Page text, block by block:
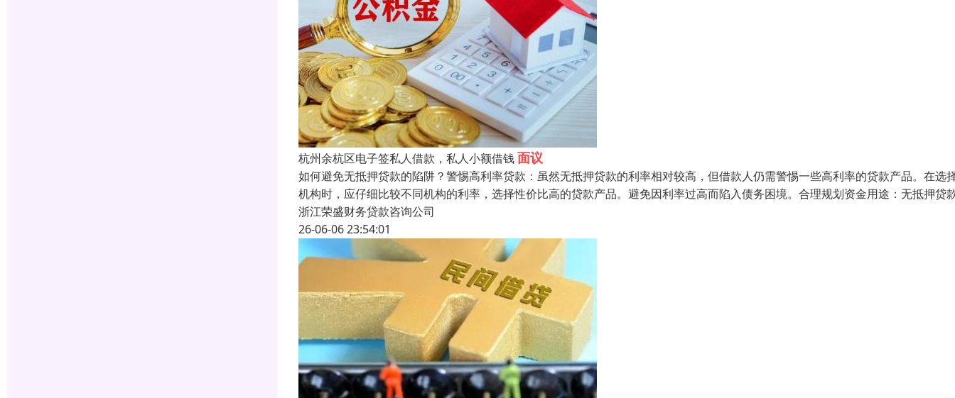
杭州余杭区电子签私人借款，私人小额借钱面议
如何避免无抵押贷款的陷阱？警惕高利率贷款：虽然无抵押贷款的利率相对较高，但借款人仍需警惕一些高利率的贷款产品。在选
机构时，应仔细比较不同机构的利率，选择性价比高的贷款产品。避免因利率过高而陷入债务困境。合理规划资金用途：无抵押贷
浙江荣盛财务贷款咨询公司
26-06-06 23:54:01